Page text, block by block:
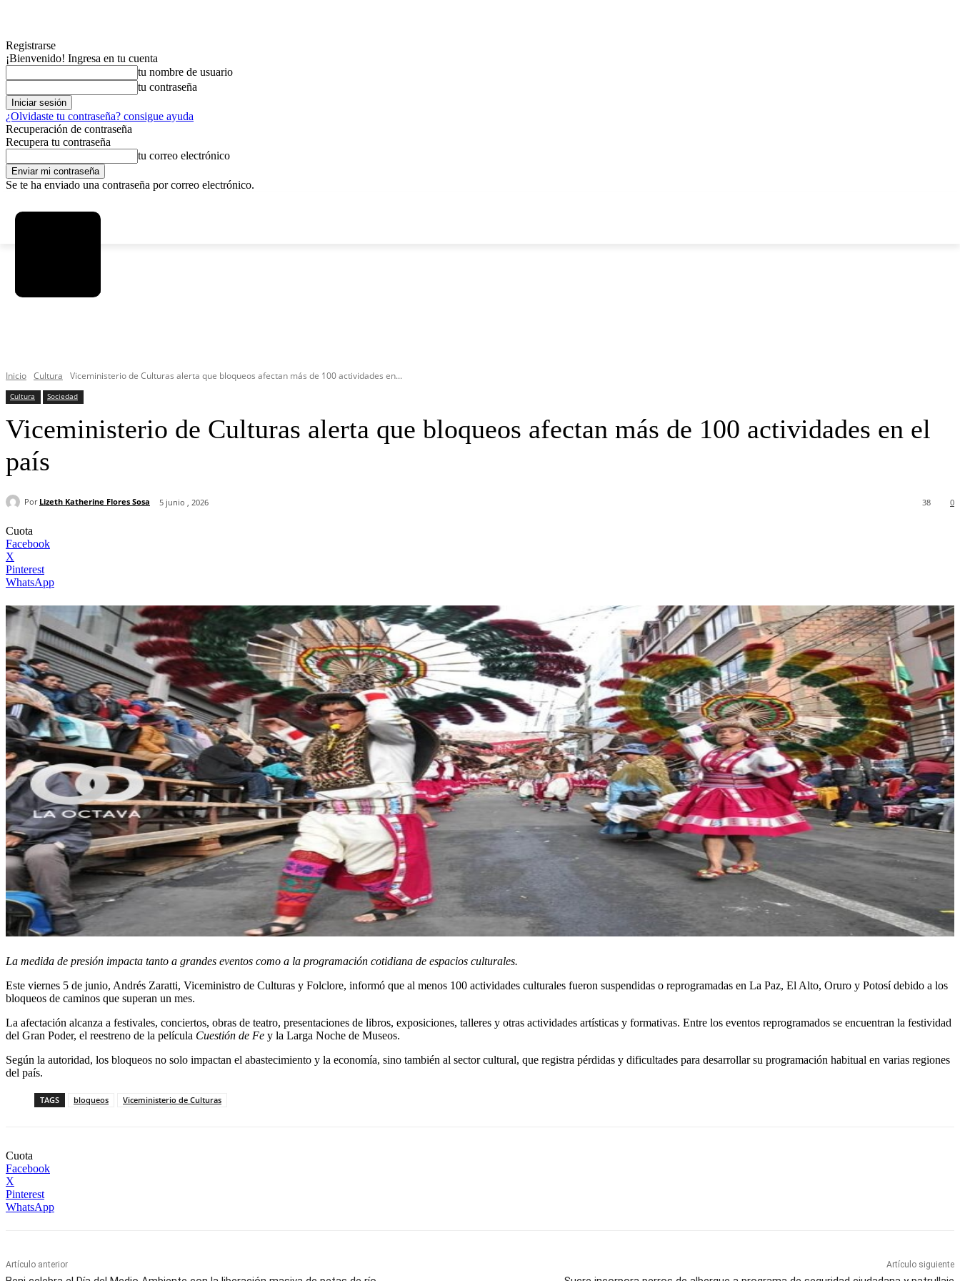
Registrarse
¡Bienvenido! Ingresa en tu cuenta
tu nombre de usuario
tu contraseña
¿Olvidaste tu contraseña? consigue ayuda
Recuperación de contraseña
Recupera tu contraseña
tu correo electrónico
Se te ha enviado una contraseña por correo electrónico.
Inicio Cultura Viceministerio de Culturas alerta que bloqueos afectan más de 100 actividades en...
Cultura Sociedad
Viceministerio de Culturas alerta que bloqueos afectan más de 100 actividades en el
país
Por Lizeth Katherine Flores Sosa 5 junio , 2026 0
38
Cuota
Facebook
X
Pinterest
WhatsApp
La medida de presión impacta tanto a grandes eventos como a la programación cotidiana de espacios culturales.
Este viernes 5 de junio, Andrés Zaratti, Viceministro de Culturas y Folclore, informó que al menos 100 actividades culturales fueron suspendidas o reprogramadas en La Paz, El Alto, Oruro y Potosí debido a los
bloqueos de caminos que superan un mes.
La afectación alcanza a festivales, conciertos, obras de teatro, presentaciones de libros, exposiciones, talleres y otras actividades artísticas y formativas. Entre los eventos reprogramados se encuentran la festividad
del Gran Poder, el reestreno de la película Cuestión de Fe y la Larga Noche de Museos.
Según la autoridad, los bloqueos no solo impactan el abastecimiento y la economía, sino también al sector cultural, que registra pérdidas y dificultades para desarrollar su programación habitual en varias regiones
del país.
TAGS bloqueos Viceministerio de Culturas
Cuota
Facebook
X
Pinterest
WhatsApp
Artículo anterior Artículo siguiente